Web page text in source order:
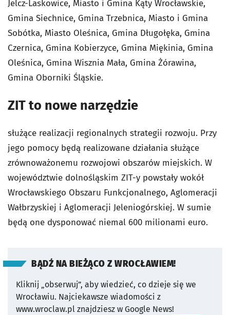
Jelcz-Laskowice, Miasto i Gmina Kąty Wrocławskie,
Gmina Siechnice, Gmina Trzebnica, Miasto i Gmina
Sobótka, Miasto Oleśnica, Gmina Długołęka, Gmina
Czernica, Gmina Kobierzyce, Gmina Miękinia, Gmina
Oleśnica, Gmina Wisznia Mała, Gmina Żórawina,
Gmina Oborniki Śląskie.
ZIT to nowe narzędzie
służące realizacji regionalnych strategii rozwoju. Przy
jego pomocy będą realizowane działania służące
zrównoważonemu rozwojowi obszarów miejskich. W
województwie dolnośląskim ZIT-y powstały wokół
Wrocławskiego Obszaru Funkcjonalnego, Aglomeracji
Wałbrzyskiej i Aglomeracji Jeleniogórskiej. W sumie
będą one dysponować niemal 600 milionami euro.
BĄDŹ NA BIEŻĄCO Z WROCŁAWIEM!
Kliknij „obserwuj”, aby wiedzieć, co dzieje się we
Wrocławiu. Najciekawsze wiadomości z
www.wroclaw.pl znajdziesz w Google News!